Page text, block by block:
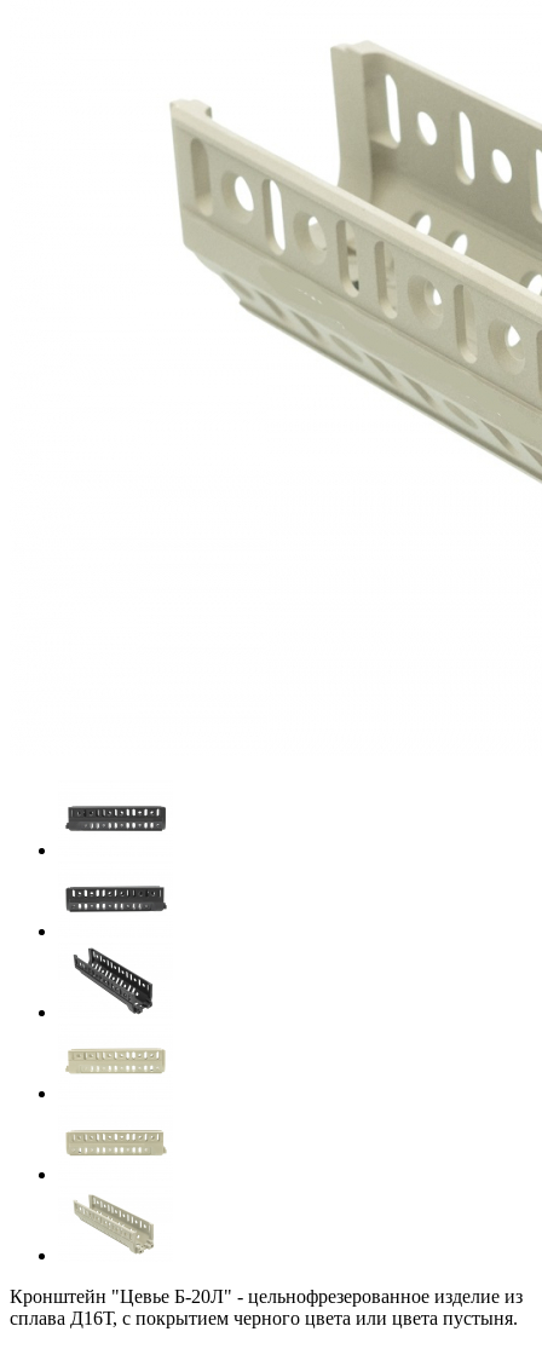
Кронштейн "Цевье Б-20Л" - цельнофрезерованное изделие из
сплава Д16Т, с покрытием черного цвета или цвета пустыня.